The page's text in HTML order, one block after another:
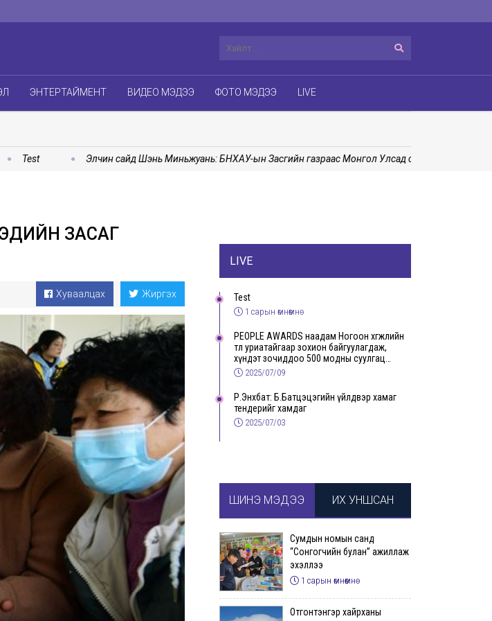
ЭНТЕРТАЙМЕНТ ВИДЕО МЭДЭЭ ФОТО МЭДЭЭ LIVE
Test Элчин сайд Шэнь Миньжуань: БНХАУ-ын Засгийн газраас Монгол Улсад сургалтын боломжийг
ЗАСАГ
Хуваалцах Жиргэх
LIVE
Test
1 сарын өмнөөмнө
PEOPLE AWARDS наадам Ногоон хөгжлийн
төлөө уриатайгаар зохион байгуулагдаж,
хүндэт зочиддоо 500 модны суулгац
бэлэглэлээ
2025/07/09
Р.Энхбат: Б.Батцэцэгийн үйлдвэр хамаг
тендерийг хамдаг
2025/07/03
ШИНЭ МЭДЭЭ ИХ УНШСАН
Сумдын номын санд
“Сонгогчийн булан” ажиллаж
эхэллээ
1 сарын өмнөөмнө
Отгонтэнгэр хайрханы